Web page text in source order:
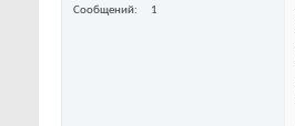
Сообщений
1